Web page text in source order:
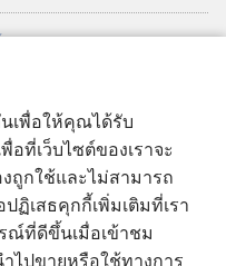
เพื่อให้คุณได้รับ
ที่เว็บไซต์ของเราจะ
ถูกใช้และไม่สามารถ
ฏิเสธคุกกี้เพิ่มเติมที่เรา
ณ์ที่ดีขึ้นเมื่อเข้าชม
ไปขายหรือใช้ทางการ